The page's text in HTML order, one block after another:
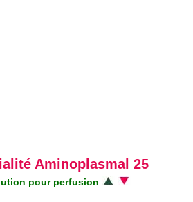
Aminoplasmal 25
pour perfusion